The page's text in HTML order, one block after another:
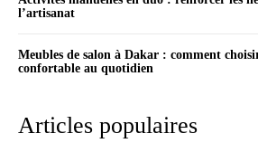
l’artisanat
Meubles de salon à Dakar : comment
confortable au quotidien
Articles populaires